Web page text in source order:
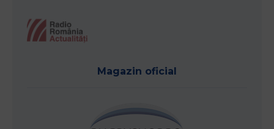
Magazin oficial